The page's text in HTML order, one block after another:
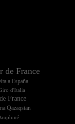
de France
a España
France
Qazaqstan